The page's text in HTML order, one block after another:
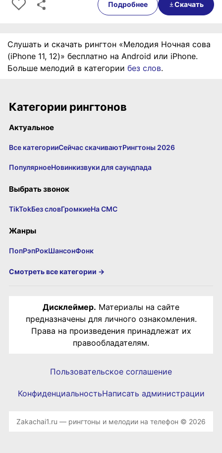
Подробнее Скачать
Слушать и скачать рингтон «Мелодия Ночная сова
(iPhone 11, 12)» бесплатно на Android или iPhone.
Больше мелодий в категории без слов.
Категории рингтонов
Актуальное
Все категорииСейчас скачиваютРингтоны 2026
ПопулярноеНовинкизвуки для саундпада
Выбрать звонок
TikTokБез словГромкиеНа СМС
Жанры
ПопРэпРокШансонФонк
Смотреть все категории →
Дисклеймер. Материалы на сайте
предназначены для личного ознакомления.
Права на произведения принадлежат их
правообладателям.
Пользовательское соглашение
КонфиденциальностьНаписать администрации
Zakachai1.ru — рингтоны и мелодии на телефон © 2026